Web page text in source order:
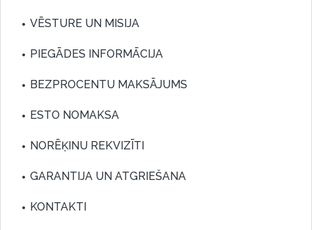
VĒSTURE UN MISIJA
PIEGĀDES INFORMĀCIJA
BEZPROCENTU MAKSĀJUMS
ESTO NOMAKSA
NORĒĶINU REKVIZĪTI
GARANTIJA UN ATGRIEŠANA
KONTAKTI